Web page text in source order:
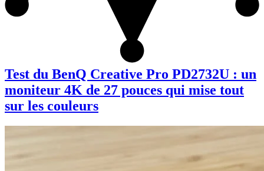
Test du BenQ Creative Pro PD2732U : un
moniteur 4K de 27 pouces qui mise tout
sur les couleurs